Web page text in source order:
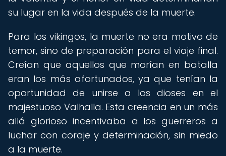
su lugar en la vida después de la muerte.
Para los vikingos, la muerte no era motivo de
temor, sino de preparación para el viaje final.
Creían que aquellos que morían en batalla
eran los más afortunados, ya que tenían la
oportunidad de unirse a los dioses en el
majestuoso Valhalla. Esta creencia en un más
allá glorioso incentivaba a los guerreros a
luchar con coraje y determinación, sin miedo
a la muerte.